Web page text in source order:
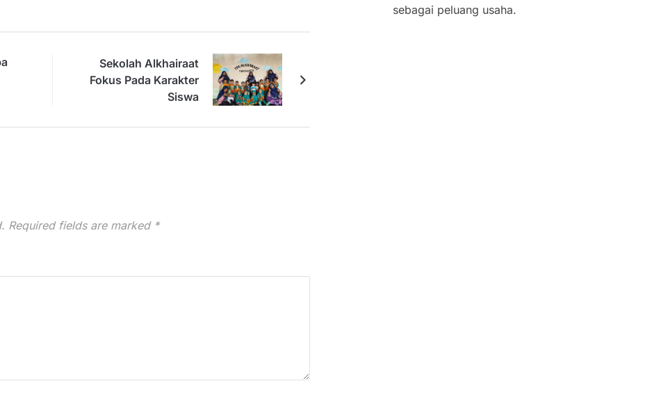
Sekolah Alkhairaat
Fokus Pada Karakter
Siswa
Required fields are marked *
sebagai peluang usaha.